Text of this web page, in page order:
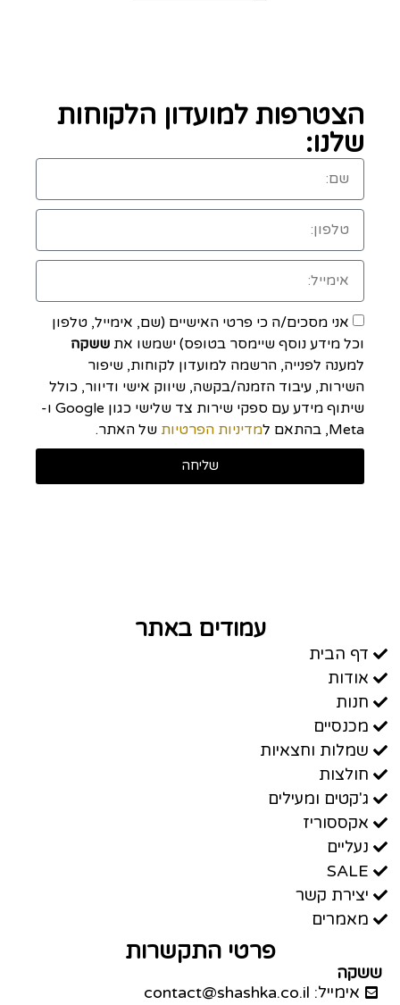
הצטרפות למועדון הלקוחות
שלנו:
אני מסכים/ה כי פרטי האישיים (שם, אימייל, טלפון
וכל מידע נוסף שיימסר בטופס) ישמשו את ששקה
למענה לפנייה, הרשמה למועדון לקוחות, שיפור
השירות, עיבוד הזמנה/בקשה, שיווק אישי ודיוור, כולל
שיתוף מידע עם ספקי שירות צד שלישי כגון Google ו-
Meta, בהתאם ל
מדיניות הפרטיות של האתר.
שליחה
עמודים באתר
דף הבית
אודות
חנות
מכנסיים
שמלות וחצאיות
חולצות
ג'קטים ומעילים
אקססוריז
נעליים
SALE
יצירת קשר
מאמרים
פרטי התקשרות
ששקה
אימייל: contact@shashka.co.il